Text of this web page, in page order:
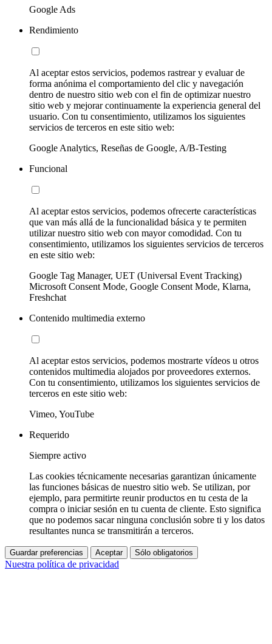
Google Ads
Rendimiento
Al aceptar estos servicios, podemos rastrear y evaluar de
forma anónima el comportamiento del clic y navegación
dentro de nuestro sitio web con el fin de optimizar nuestro
sitio web y mejorar continuamente la experiencia general del
usuario. Con tu consentimiento, utilizamos los siguientes
servicios de terceros en este sitio web:
Google Analytics, Reseñas de Google, A/B-Testing
Funcional
Al aceptar estos servicios, podemos ofrecerte características
que van más allá de la funcionalidad básica y te permiten
utilizar nuestro sitio web con mayor comodidad. Con tu
consentimiento, utilizamos los siguientes servicios de terceros
en este sitio web:
Google Tag Manager, UET (Universal Event Tracking)
Microsoft Consent Mode, Google Consent Mode, Klarna,
Freshchat
Contenido multimedia externo
Al aceptar estos servicios, podemos mostrarte vídeos u otros
contenidos multimedia alojados por proveedores externos.
Con tu consentimiento, utilizamos los siguientes servicios de
terceros en este sitio web:
Vimeo, YouTube
Requerido
Siempre activo
Las cookies técnicamente necesarias garantizan únicamente
las funciones básicas de nuestro sitio web. Se utilizan, por
ejemplo, para permitirte reunir productos en tu cesta de la
compra o iniciar sesión en tu cuenta de cliente. Esto significa
que no podemos sacar ninguna conclusión sobre ti y los datos
resultantes nunca se transmitirán a terceros.
Guardar preferencias Aceptar Sólo obligatorios
Nuestra política de privacidad